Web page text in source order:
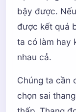
bậy được.
được kết quả
ta có làm hay
nhau cả.
Chúng ta cần
chọn sai